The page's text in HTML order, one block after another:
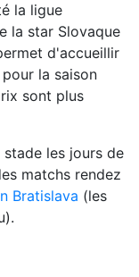
la ligue
la star Slovaque
d'accueillir
la saison
sont plus
les jours de
matchs rendez
Bratislava (les